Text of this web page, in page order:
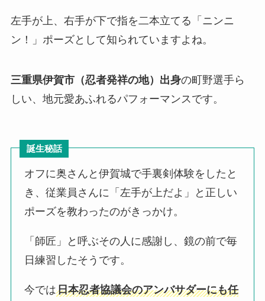
左手が上、右手が下で指を二本立てる「ニンニ
ン！」ポーズとして知られていますよね。
三重県伊賀市（忍者発祥の地）出身の町野選手ら
しい、地元愛あふれるパフォーマンスです。
誕生秘話
オフに奥さんと伊賀城で手裏剣体験をしたと
き、従業員さんに「左手が上だよ」と正しい
ポーズを教わったのがきっかけ。
「師匠」と呼ぶその人に感謝し、鏡の前で毎
日練習したそうです。
今では日本忍者協議会のアンバサダーにも任